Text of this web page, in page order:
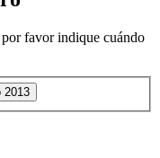
favor indique cuándo